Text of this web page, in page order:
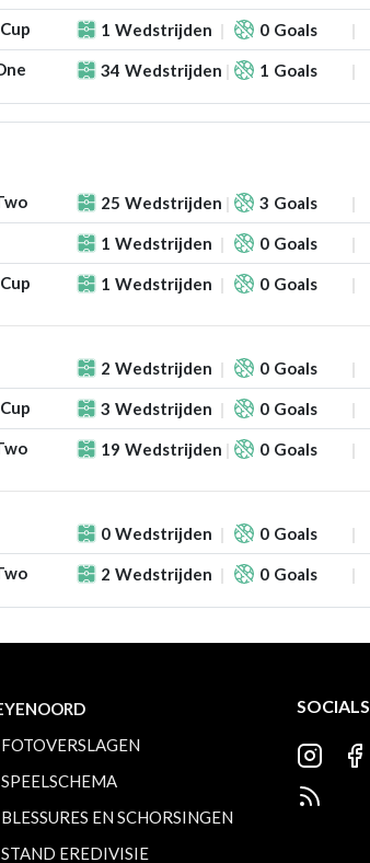
1 Wedstrijden 0 Goals
34 Wedstrijden 1 Goals
25 Wedstrijden 3 Goals
1 Wedstrijden 0 Goals
1 Wedstrijden 0 Goals
2 Wedstrijden 0 Goals
3 Wedstrijden 0 Goals
19 Wedstrijden 0 Goals
0 Wedstrijden 0 Goals
2 Wedstrijden 0 Goals
FOTOVERSLAGEN
SPEELSCHEMA
BLESSURES EN SCHORSINGEN
STAND EREDIVISIE
SOCIALS